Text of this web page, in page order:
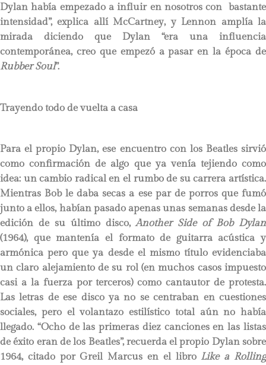
Dylan había empezado a influir en nosotros con bastante
intensidad”, explica allí McCartney, y Lennon amplía la
mirada diciendo que Dylan “era una influencia
contemporánea, creo que empezó a pasar en la época de
Rubber Soul”.
Trayendo todo de vuelta a casa
Para el propio Dylan, ese encuentro con los Beatles sirvió
como confirmación de algo que ya venía tejiendo como
idea: un cambio radical en el rumbo de su carrera artística.
Mientras Bob le daba secas a ese par de porros que fumó
junto a ellos, habían pasado apenas unas semanas desde la
edición de su último disco,Another Side of Bob Dylan
(1964), que mantenía el formato de guitarra acústica y
armónica pero que ya desde el mismo título evidenciaba
un claro alejamiento de su rol (en muchos casos impuesto
casi a la fuerza por terceros) como cantautor de protesta.
Las letras de ese disco ya no se centraban en cuestiones
sociales, pero el volantazo estilístico total aún no había
llegado. “Ocho de las primeras diez canciones en las listas
de éxito eran de los Beatles”, recuerda el propio Dylan sobre
1964, citado por Greil Marcus en el libro Like a Rolling